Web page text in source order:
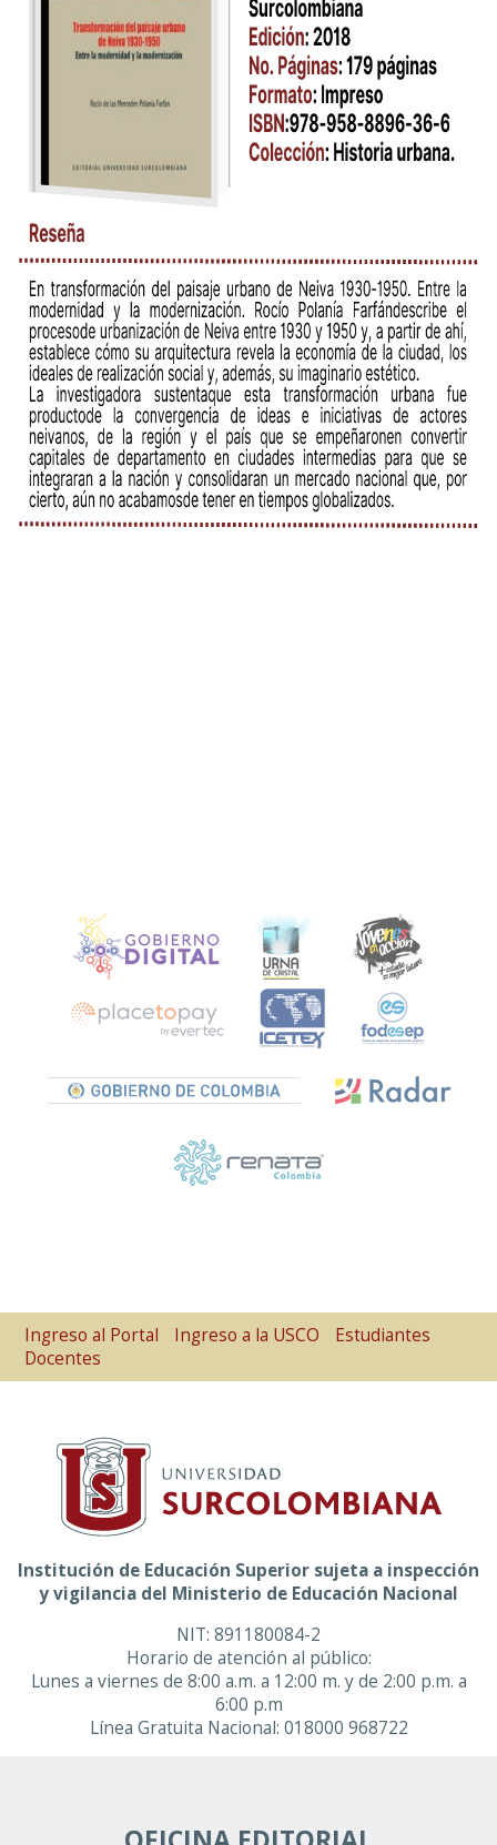
Ingreso al Portal Ingreso a la USCO
Estudiantes
Docentes
Institución de Educación Superior sujeta a inspección
y vigilancia del Ministerio de Educación Nacional
NIT: 891180084-2
Horario de atención al público:
Lunes a viernes de 8:00 a.m. a 12:00 m. y de 2:00 p.m. a
6:00 p.m
Línea Gratuita Nacional: 018000 968722